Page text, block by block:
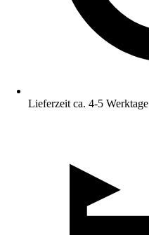
Lieferzeit ca. 4-5 Werktage